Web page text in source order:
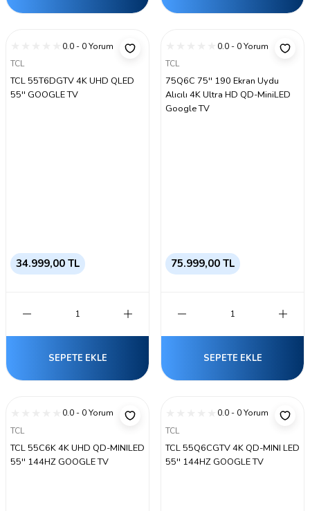
0.0 - 0 Yorum
TCL
TCL 55T6DGTV 4K UHD QLED
55'' GOOGLE TV
34.999,00 TL
SEPETE EKLE
0.0 - 0 Yorum
TCL
75Q6C 75'' 190 Ekran Uydu
Alıcılı 4K Ultra HD QD-MiniLED
Google TV
75.999,00 TL
SEPETE EKLE
0.0 - 0 Yorum
TCL
TCL 55C6K 4K UHD QD-MINILED
55'' 144HZ GOOGLE TV
0.0 - 0 Yorum
TCL
TCL 55Q6CGTV 4K QD-MINI LED
55'' 144HZ GOOGLE TV